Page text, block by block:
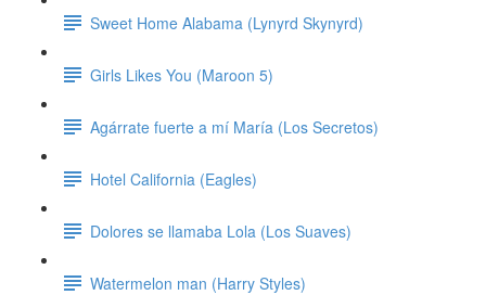
Sweet Home Alabama (Lynyrd Skynyrd)
Girls Likes You (Maroon 5)
Agárrate fuerte a mí María (Los Secretos)
Hotel California (Eagles)
Dolores se llamaba Lola (Los Suaves)
Watermelon man (Harry Styles)